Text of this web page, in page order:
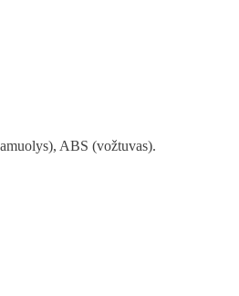
ABS (vožtuvas).